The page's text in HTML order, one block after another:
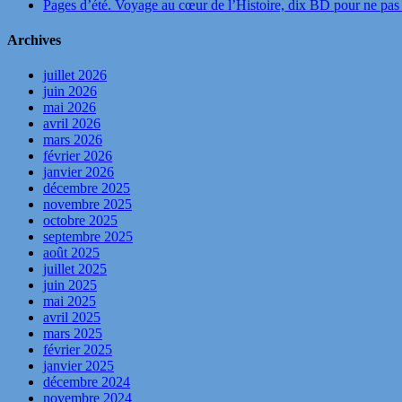
Pages d’été. Voyage au cœur de l’Histoire, dix BD pour ne
Archives
juillet 2026
juin 2026
mai 2026
avril 2026
mars 2026
février 2026
janvier 2026
décembre 2025
novembre 2025
octobre 2025
septembre 2025
août 2025
juillet 2025
juin 2025
mai 2025
avril 2025
mars 2025
février 2025
janvier 2025
décembre 2024
novembre 2024